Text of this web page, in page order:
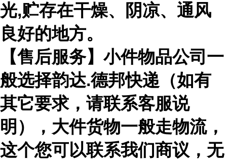
光,贮存在干燥、阴凉、通风
良好的地方。
【售后服务】小件物品公司一
般选择韵达.德邦快递（如有
其它要求，请联系客服说
明），大件货物一般走物流，
这个您可以联系我们商议，无